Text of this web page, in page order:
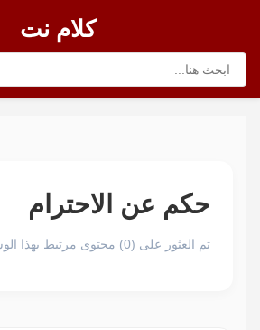
كلام نت
حكم عن الاحترام
تم العثور على (0) محتوى مرتبط بهذا الوسم.